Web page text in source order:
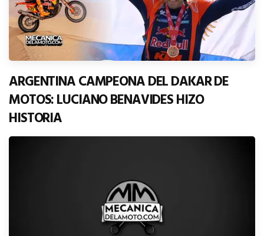
ARGENTINA CAMPEONA DEL DAKAR DE
MOTOS: LUCIANO BENAVIDES HIZO
HISTORIA